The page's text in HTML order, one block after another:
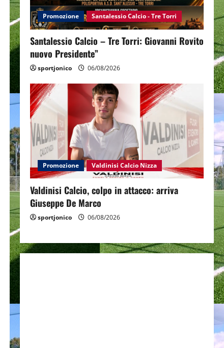
Promozione Santalessio Calcio - Tre Torri
Santalessio Calcio – Tre Torri: Giovanni Rovito
nuovo Presidente”
sportjonico 06/08/2026
Promozione Valdinisi Calcio Nizza
Valdinisi Calcio, colpo in attacco: arriva
Giuseppe De Marco
sportjonico 06/08/2026